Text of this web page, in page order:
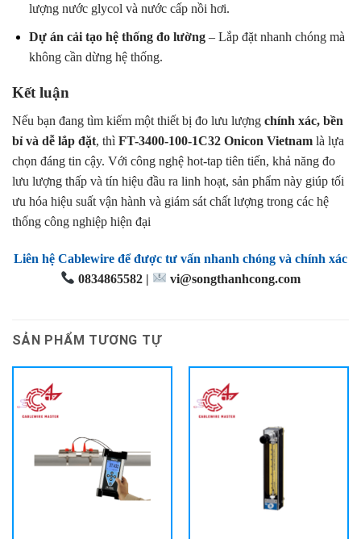
lượng nước glycol và nước cấp nồi hơi.
Dự án cải tạo hệ thống đo lường– Lắp đặt nhanh chóng mà
không cần dừng hệ thống.
Kết luận
Nếu bạn đang tìm kiếm một thiết bị đo lưu lượng chính xác, bền
bỉ và dễ lắp đặt, thì FT-3400-100-1C32 Onicon Vietnam là lựa
chọn đáng tin cậy. Với công nghệ hot-tap tiên tiến, khả năng đo
lưu lượng thấp và tín hiệu đầu ra linh hoạt, sản phẩm này giúp tối
ưu hóa hiệu suất vận hành và giám sát chất lượng trong các hệ
thống công nghiệp hiện đại
Liên hệ Cablewire để được tư vấn nhanh chóng và chính xác
0834865582 |
vi@songthanhcong.com
SẢN PHẨM TƯƠNG TỰ